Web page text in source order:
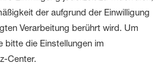
der aufgrund der Einwilligung
Verarbeitung berührt wird. Um
bitte die Einstellungen im
Center.